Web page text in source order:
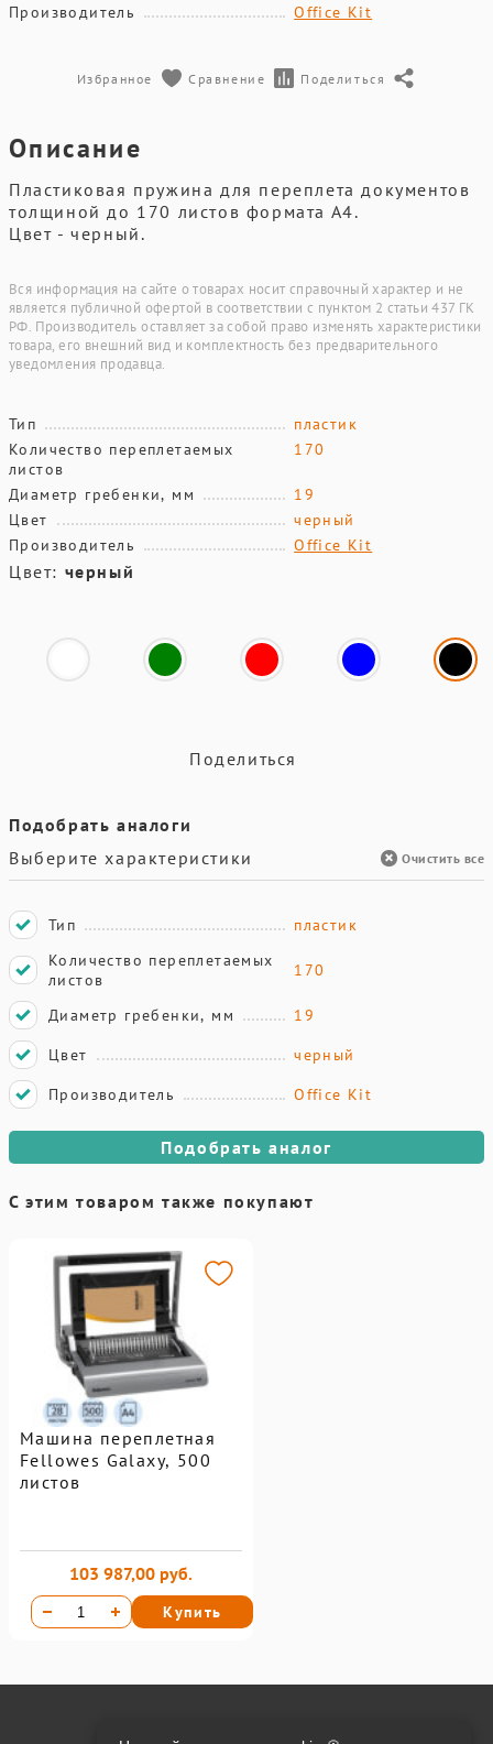
Производитель
Office Kit
Избранное Сравнение Поделиться
Описание
Пластиковая пружина для переплета документов
толщиной до 170 листов формата А4.
Цвет - черный.
Вся информация на сайте о товарах носит справочный характер и не
является публичной офертой в соответствии с пунктом 2 статьи 437 ГК
РФ. Производитель оставляет за собой право изменять характеристики
товара, его внешний вид и комплектность без предварительного
уведомления продавца.
Тип
пластик
Количество переплетаемых
листов
170
Диаметр гребенки, мм
19
Цвет
черный
Производитель
Office Kit
Цвет: черный
Поделиться
Подобрать аналоги
Выберите характеристики
Очистить все
Тип
пластик
Количество переплетаемых
листов
170
Диаметр гребенки, мм
19
Цвет
черный
Производитель
Office Kit
Подобрать аналог
С этим товаром также покупают
Машина переплетная
Fellowes Galaxy, 500
листов
103 987,00 руб.
Купить
Онлайн оплата на сайте: